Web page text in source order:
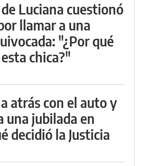
Luciana cuestionó
llamar a una
"¿Por qué
chica?"
atrás con el auto y
una jubilada en
decidió la Justicia